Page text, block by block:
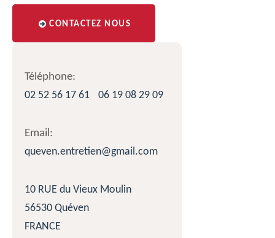
CONTACTEZ NOUS
Téléphone:
02 52 56 17 61
06 19 08 29 09
Email:
queven.entretien@gmail.com
10 RUE du Vieux Moulin
56530 Quéven
FRANCE